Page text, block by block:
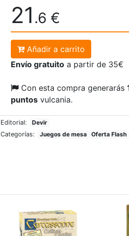
21 .6 €
Añadir a carrito
Envío gratuito a partir de 35€
Con esta compra generarás
puntos vulcania.
Editorial:
Devir
Categorías:
Juegos de mesa Oferta Flash